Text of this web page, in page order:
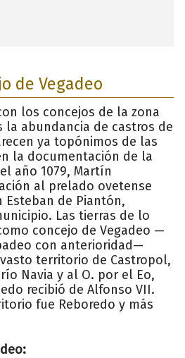
de Vegadeo
los concejos de la zona
la abundancia de castros de
ya topónimos de las
la documentación de la
año 1079, Martín
al prelado ovetense
Esteban de Piantón,
Las tierras de lo
concejo de Vegadeo —
con anterioridad—
territorio de Castropol,
Navia y al O. por el Eo,
recibió de Alfonso VII.
fue Reboredo y más